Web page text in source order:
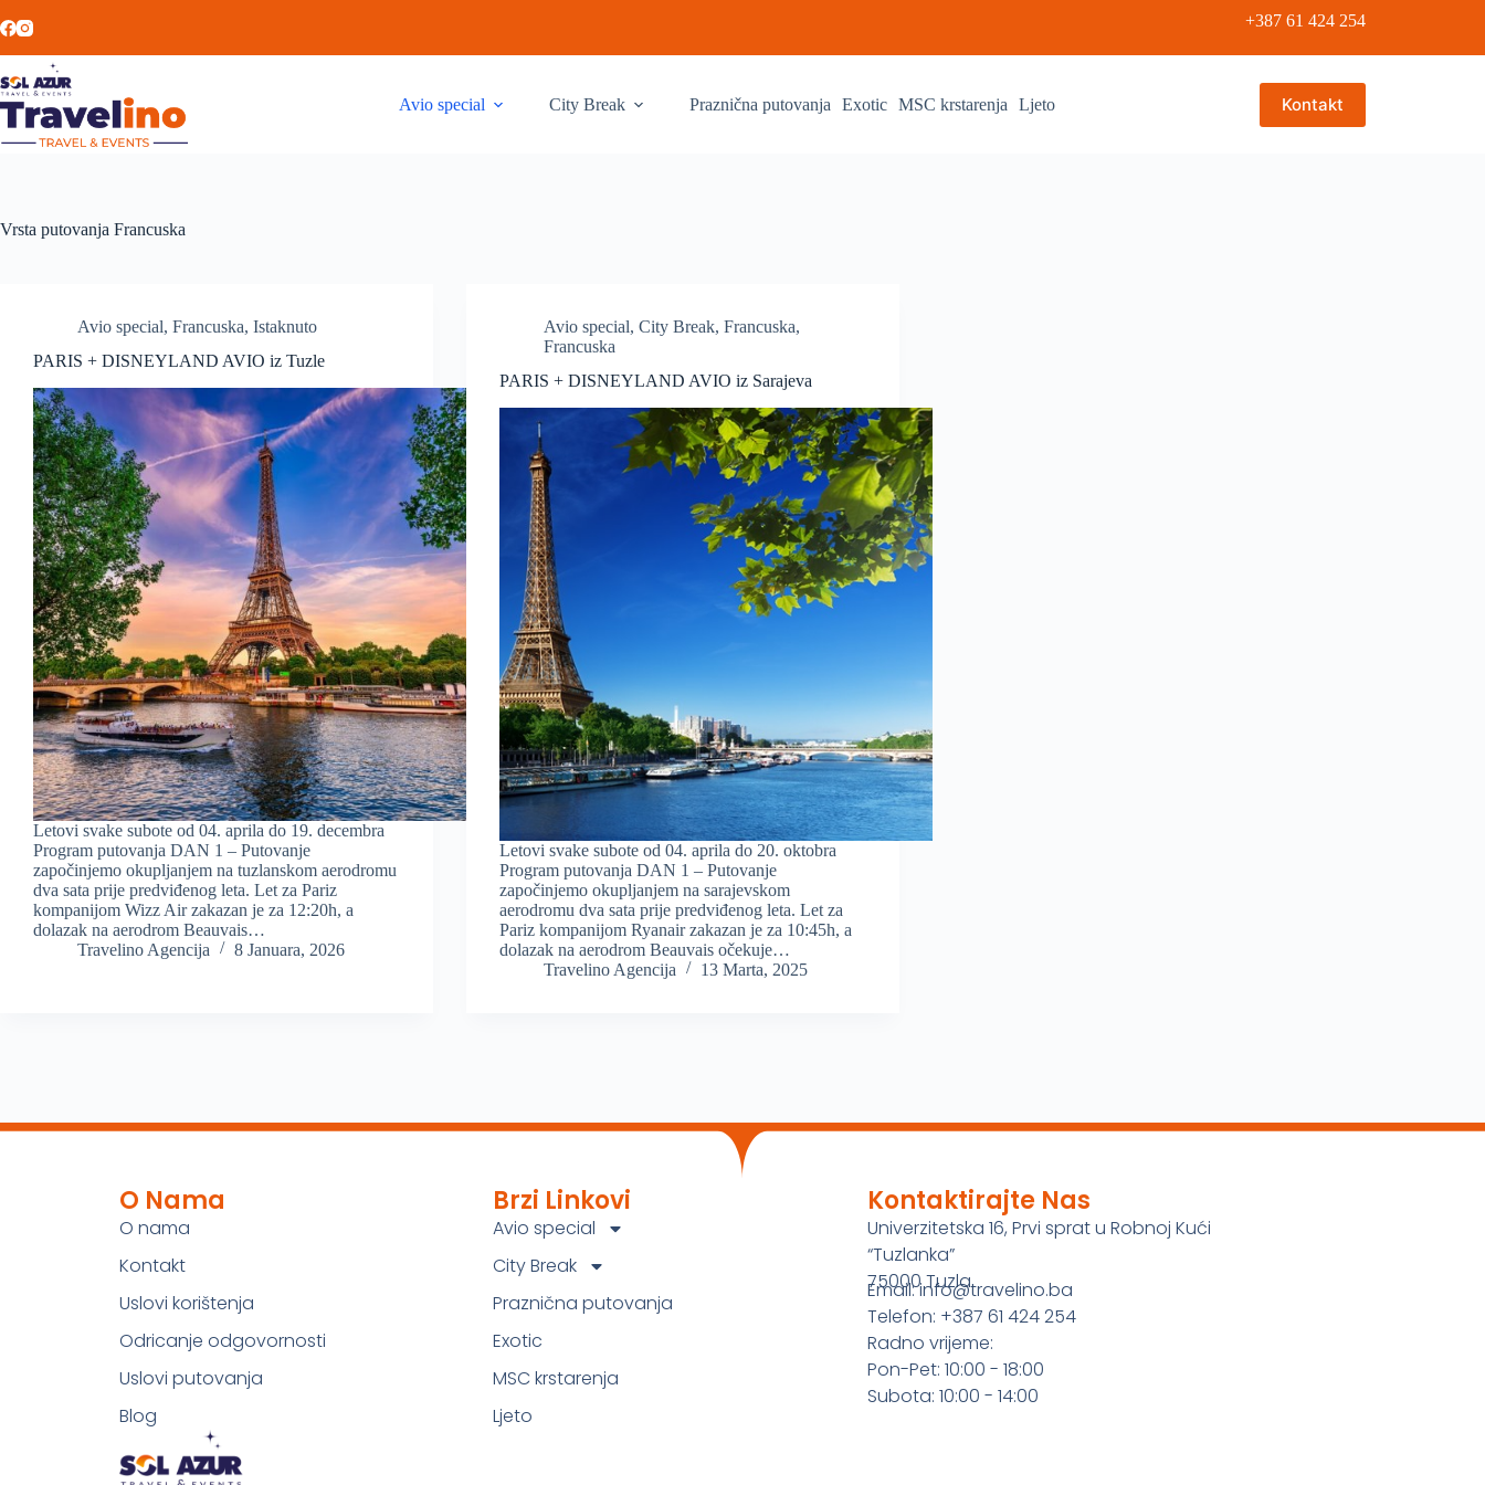
+387 61 424 254
Avio special City Break Praznična putovanja Exotic MSC krstarenja Ljeto Kontakt
Vrsta putovanja Francuska
Avio special, Francuska, Istaknuto
PARIS + DISNEYLAND AVIO iz Tuzle
Letovi svake subote od 04. aprila do 19. decembra
Program putovanja DAN 1 – Putovanje
započinjemo okupljanjem na tuzlanskom aerodromu
dva sata prije predviđenog leta. Let za Pariz
kompanijom Wizz Air zakazan je za 12:20h, a
dolazak na aerodrom Beauvais…
Travelino Agencija
8 Januara, 2026
Avio special,City Break,Francuska,
Francuska
PARIS + DISNEYLAND AVIO iz Sarajeva
Letovi svake subote od 04. aprila do 20. oktobra
Program putovanja DAN 1 – Putovanje
započinjemo okupljanjem na sarajevskom
aerodromu dva sata prije predviđenog leta. Let za
Pariz kompanijom Ryanair zakazan je za 10:45h, a
dolazak na aerodrom Beauvais očekuje…
Travelino Agencija
13 Marta, 2025
O Nama
O nama
Kontakt
Uslovi korištenja
Odricanje odgovornosti
Uslovi putovanja
Blog
Brzi Linkovi
Avio special
City Break
Praznična putovanja
Exotic
MSC krstarenja
Ljeto
Kontaktirajte Nas
Univerzitetska 16, Prvi sprat u Robnoj Kući
“Tuzlanka”
75000 Tuzla
Email: info@travelino.ba
Telefon: +387 61 424 254
Radno vrijeme:
Pon-Pet: 10:00 - 18:00
Subota: 10:00 - 14:00